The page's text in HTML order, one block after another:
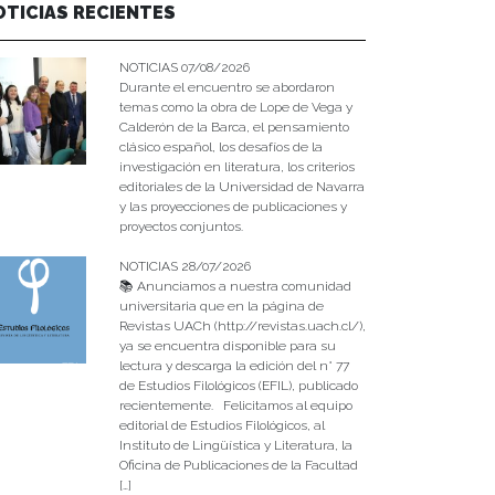
RECIENTES
NOTICIAS 07/08/2026
Durante el encuentro se abordaron
temas como la obra de Lope de Vega y
Calderón de la Barca, el pensamiento
clásico español, los desafíos de la
investigación en literatura, los criterios
editoriales de la Universidad de Navarra
y las proyecciones de publicaciones y
proyectos conjuntos.
NOTICIAS 28/07/2026
📚 Anunciamos a nuestra comunidad
universitaria que en la página de
Revistas UACh (http://revistas.uach.cl/),
ya se encuentra disponible para su
lectura y descarga la edición del n° 77
de Estudios Filológicos (EFIL), publicado
recientemente. Felicitamos al equipo
editorial de Estudios Filológicos, al
Instituto de Lingüística y Literatura, la
Oficina de Publicaciones de la Facultad
[…]